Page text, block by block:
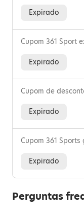
Expirado
Cupom 361 Sport
Expirado
Cupom de
Expirado
Cupom 361
Expirado
Perguntas